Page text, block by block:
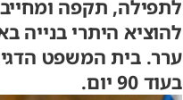
לתפילה, תקפה
ערר. בית המשפט
בעוד 90 יום.